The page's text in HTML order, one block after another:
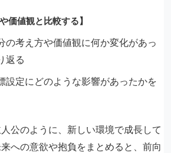
値観と比較する】
の考え方や価値観に何か変化があっ
返る
設定にどのような影響があったかを
公のように、新しい環境で成長して
への意欲や抱負をまとめると、前向